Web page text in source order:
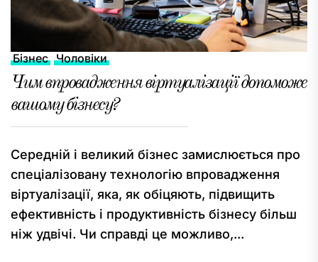
Бізнес Чоловіки
Чим впровадження віртуалізації допоможе
вашому бізнесу?
Середній і великий бізнес замислюється про
спеціалізовану технологію впровадження
віртуалізації, яка, як обіцяють, підвищить
ефективність і продуктивність бізнесу більш
ніж удвічі. Чи справді це можливо,...